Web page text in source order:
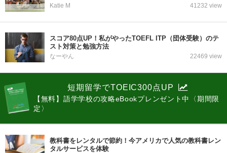
Katie M 41232 view
スコア80点UP！私がやったTOEFL ITP（団体受験）のテ
スト対策と勉強方法
なーやん 22469 view
短期留学でTOEIC300点UP
【無料】語学学校の攻略eBookプレンゼント中〈期間限
定〉
教科書をレンタルで節約！今アメリカで人気の教科書レン
タルサービスを体験